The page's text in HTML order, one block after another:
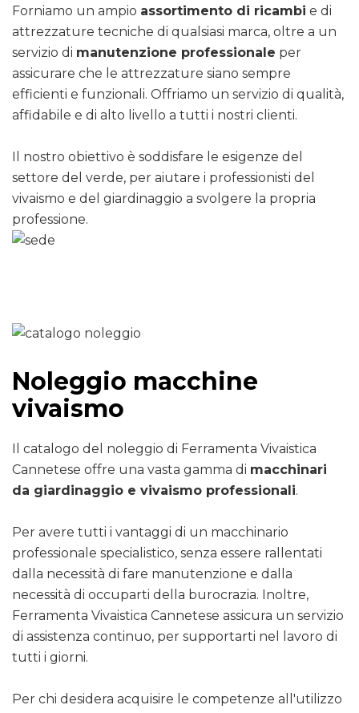
Forniamo un ampio assortimento di ricambi e di
attrezzature tecniche di qualsiasi marca, oltre a un
servizio di manutenzione professionale per
assicurare che le attrezzature siano sempre
efficienti e funzionali. Offriamo un servizio di qualità,
affidabile e di alto livello a tutti i nostri clienti.
Il nostro obiettivo è soddisfare le esigenze del
settore del verde, per aiutare i professionisti del
vivaismo e del giardinaggio a svolgere la propria
professione.
Noleggio macchine
vivaismo
Il catalogo del noleggio di Ferramenta Vivaistica
Cannetese offre una vasta gamma di macchinari
da giardinaggio e vivaismo professionali.
Per avere tutti i vantaggi di un macchinario
professionale specialistico, senza essere rallentati
dalla necessità di fare manutenzione e dalla
necessità di occuparti della burocrazia. Inoltre,
Ferramenta Vivaistica Cannetese assicura un servizio
di assistenza continuo, per supportarti nel lavoro di
tutti i giorni.
Per chi desidera acquisire le competenze all'utilizzo